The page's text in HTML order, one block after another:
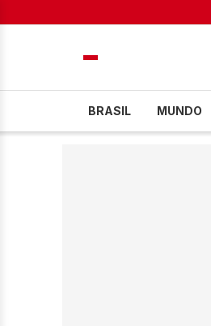
BRASIL MUNDO